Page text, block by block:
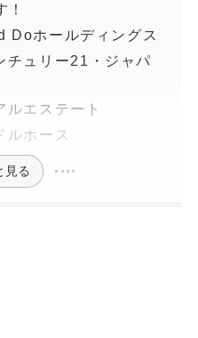
Doホールディングス
チュリー21・ジャパ
ルエステート
ルホース
見る